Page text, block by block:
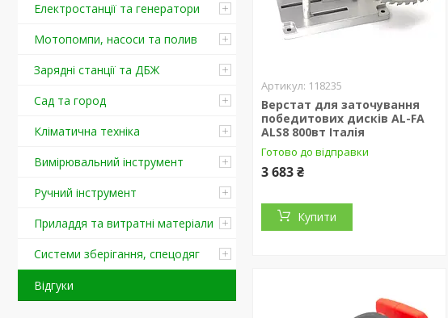
Електростанції та генератори
Мотопомпи, насоси та полив
Зарядні станції та ДБЖ
Сад та город
Кліматична техніка
Вимірювальний інструмент
Ручний інструмент
Приладдя та витратні матеріали
Системи зберігання, спецодяг
Відгуки
118235
Верстат для заточування
победитових дисків AL-FA
ALS8 800вт Італія
Готово до відправки
3 683 ₴
Купити